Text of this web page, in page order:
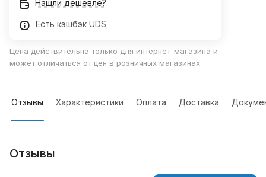
Нашли дешевле?
Есть кэшбэк UDS
Цена действительна только для интернет-магазина и
может отличаться от цен в розничных магазинах
Отзывы Характеристики Оплата Доставка
Отзывы